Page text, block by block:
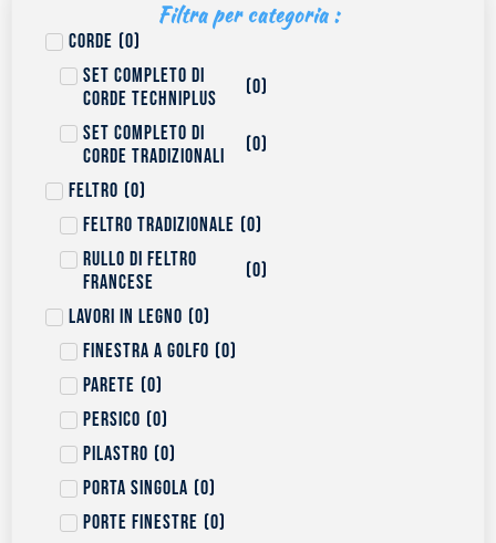
Filtra per categoria :
Corde (0)
Set completo di
corde Techniplus
(0)
Set completo di
corde tradizionali
(0)
Feltro (0)
Feltro tradizionale (0)
Rullo di feltro
francese
(0)
Lavori in legno (0)
Finestra a golfo (0)
Parete (0)
Persico (0)
Pilastro (0)
Porta singola (0)
Porte finestre (0)